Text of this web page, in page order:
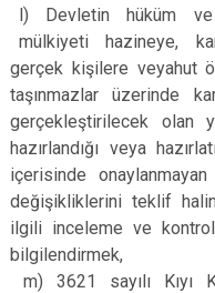
l) Devletin hüküm ve
mülkiyeti hazineye,
gerçek kişilere veyahut
taşınmazlar üzerinde
gerçekleştirilecek olan
hazırlandığı veya
içerisinde
değişikliklerini teklif
ilgili inceleme ve
bilgilendirmek,
m) 3621 sayılı Kıyı